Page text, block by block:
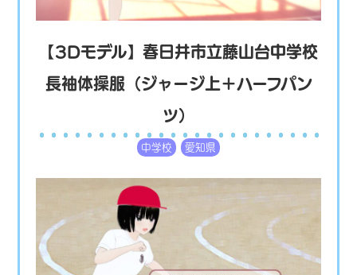
【3Dモデル】春日井市立藤山台中学校
長袖体操服（ジャージ上＋ハーフパン
ツ）
中学校 愛知県